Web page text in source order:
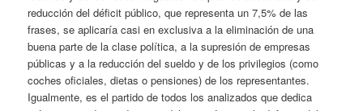
reducción del déficit público, que representa un 7,5% de las
frases, se aplicaría casi en exclusiva a la eliminación de una
buena parte de la clase política, a la supresión de empresas
públicas y a la reducción del sueldo y de los privilegios (como
coches oficiales, dietas o pensiones) de los representantes.
Igualmente, es el partido de todos los analizados que dedica